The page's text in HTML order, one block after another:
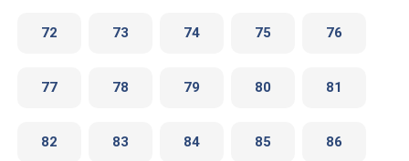
72 73 74 75 76
77 78 79 80 81
82 83 84 85 86